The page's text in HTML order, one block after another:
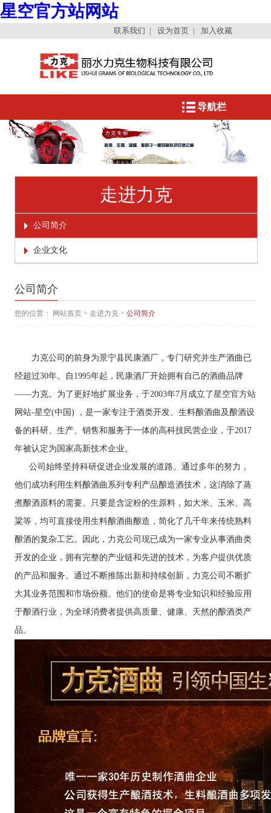
星空官方站网站
联系我们 | 设为首页 | 加入收藏
导航栏
走进力克
公司简介
企业文化
公司简介
您的位置： 网站首页 > 走进力克 > 公司简介
力克公司的前身为景宁县民康酒厂，专门研究并生产酒曲已
经超过30年。自1995年起，民康酒厂开始拥有自己的酒曲品牌
——力克。为了更好地扩展业务，于2003年7月成立了星空官方站
网站-星空(中国) ，是一家专注于酒类开发、生料酿酒曲及酿酒设
备的科研、生产、销售和服务于一体的高科技民营企业，于2017
年被认定为国家高新技术企业。
公司始终坚持科研促进企业发展的道路。通过多年的努力，
他们成功利用生料酿酒曲系列专利产品酿造酒技术，这消除了蒸
煮酿酒原料的需要。只要是含淀粉的生原料，如大米、玉米、高
粱等，均可直接使用生料酿酒曲酿造，简化了几千年来传统熟料
酿酒的复杂工艺。因此，力克公司现已成为一家专业从事酒曲类
开发的企业，拥有完整的产业链和先进的技术，为客户提供优质
的产品和服务。通过不断推陈出新和持续创新，力克公司不断扩
大其业务范围和市场份额。他们的使命是将专业知识和经验应用
于酿酒行业，为全球消费者提供高质量、健康、天然的酿酒类产
品。